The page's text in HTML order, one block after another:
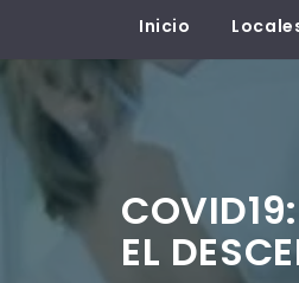
Inicio
EL